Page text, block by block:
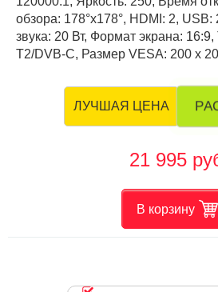
обзора: 178°x178°, HDMI: 2,
звука: 20 Вт, Формат экрана:
T2/DVB-C, Размер VESA: 200 x
ЛУЧШАЯ ЦЕНА
21 995
В корзину